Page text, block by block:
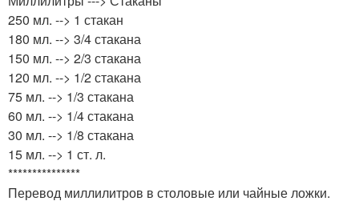
250 мл. --> 1 стакан
180 мл. --> 3/4 стакана
150 мл. --> 2/3 стакана
120 мл. --> 1/2 стакана
75 мл. --> 1/3 стакана
60 мл. --> 1/4 стакана
30 мл. --> 1/8 стакана
15 мл. --> 1 ст. л.
***************
Перевод миллилитров в столовые или чайные ложки.